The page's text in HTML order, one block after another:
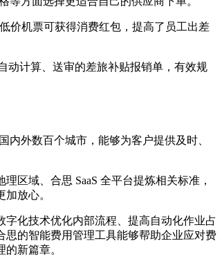
价机票可获得消费红包，提高了员工出差
动计算、送审的差旅补贴报销单，有效规
外数百个城市，能够为客户提供及时、
区域、合思 SaaS 全平台提炼相关标准，
放心。
字化技术优化内部流程、提高自动化作业占
的智能费用管理工具能够帮助企业应对费
的新篇章。